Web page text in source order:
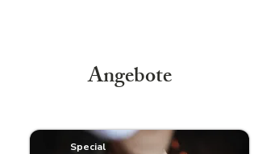
Angebote
Special